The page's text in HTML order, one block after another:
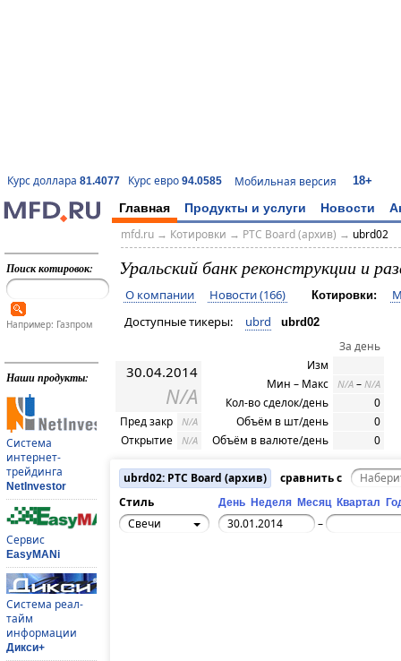
Курс доллара 81.4077 Курс евро 94.0585 Мобильная версия 18+
Главная Продукты и услуги Новости
Поиск котировок:
Например: Газпром
Наши продукты:
Система
интернет-
трейдинга
NetInvestor
Сервис
EasyMANi
Система реал-
тайм
информации
Дикси+
mfd.ru→ Котировки → РТС Board (архив) → ubrd02
Уральский банк реконструкции и
О компании Новости (166) Котировки:
Доступные тикеры:
ubrd ubrd02
30.04.2014
N/A
Пред закр N/A
Открытие N/A
За день
Изм
Мин – Макс
N/A – N/A
Кол-во сделок/день
0
Объём в шт/день
0
Объём в валюте/день
0
ubrd02: РТС Board (архив)
сравнить с
Стиль
День Неделя Месяц Квартал
Свечи –